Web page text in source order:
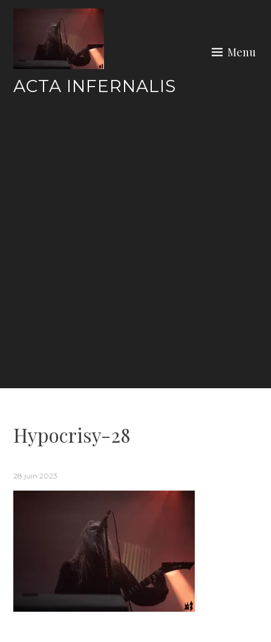
ACTA INFERNALIS
Menu
Hypocrisy-28
28 juin 2023